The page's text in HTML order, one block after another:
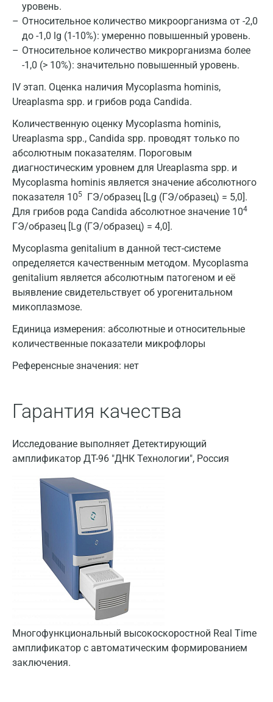
уровень.
Относительное количество микроорганизма от -2,0
до -1,0 lg (1-10%): умеренно повышенный уровень.
Относительное количество микрорганизма более
-1,0 (> 10%): значительно повышенный уровень.
IV этап. Оценка наличия Mycoplasma hominis,
Ureaplasma spp. и грибов рода Candida.
Количественную оценку Mycoplasma hominis,
Ureaplasma spp., Candida spp. проводят только по
абсолютным показателям. Пороговым
диагностическим уровнем для Ureaplasma spp. и
Mycoplasma hominis является значение абсолютного
показателя 105
ГЭ/образец [Lg (ГЭ/образец) = 5,0].
Для грибов рода Candida абсолютное значение 104
ГЭ/образец [Lg (ГЭ/образец) = 4,0].
Mycoplasma genitalium в данной тест-системе
определяется качественным методом. Mycoplasma
genitalium является абсолютным патогеном и её
выявление свидетельствует об урогенитальном
микоплазмозе.
Единица измерения: абсолютные и относительные
количественные показатели микрофлоры
Референсные значения: нет
Гарантия качества
Исследование выполняет Детектирующий
амплификатор ДТ-96 "ДНК Технологии", Россия
Многофункциональный высокоскоростной Real Time
амплификатор с автоматическим формированием
заключения.